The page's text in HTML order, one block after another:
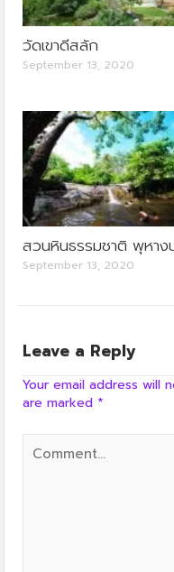
วัดเขาดีสลัก
September 13, 2020
สวนหินธรรมชาติ พุหาง
September 13, 2020
Leave a Reply
Your email address will
are marked *